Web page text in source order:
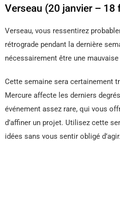
Verseau (20 janvier – 18
Verseau, vous ressentirez
rétrograde pendant la dernière
nécessairement être une
Cette semaine sera certainement
Mercure affecte les derniers
événement assez rare, qui vous
d’affiner un projet. Utilisez cette
idées sans vous sentir obligé d’agir.